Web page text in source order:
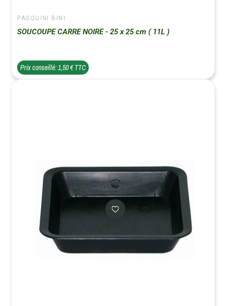
PASQUINI BINI
SOUCOUPE CARRE NOIRE - 25 x 25 cm ( 11L )
Prix conseillé: 1,50 € TTC